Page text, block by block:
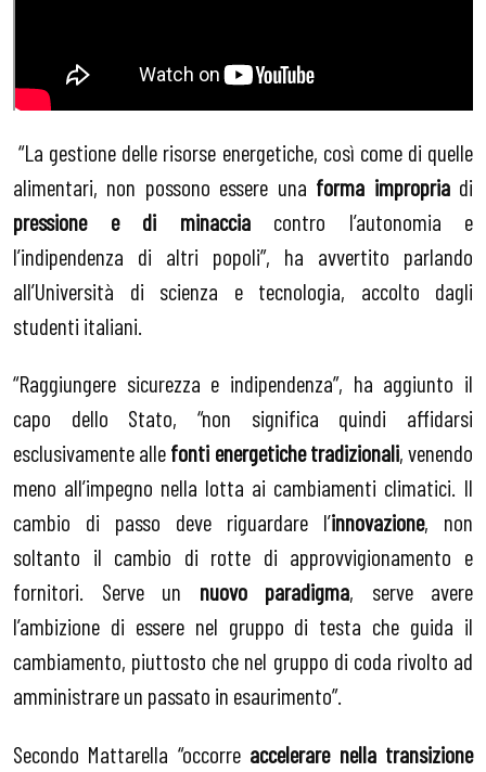
“La gestione delle risorse energetiche, così come di quelle
alimentari, non possono essere una forma impropriadi
pressione e di minacciacontro l’autonomia e
l’indipendenza di altri popoli”, ha avvertito parlando
all’Università di scienza e tecnologia, accolto dagli
studenti italiani.
“Raggiungere sicurezza e indipendenza”, ha aggiunto il
capo dello Stato, “non significa quindi affidarsi
esclusivamente allefonti energetiche tradizionali, venendo
meno all’impegno nella lotta ai cambiamenti climatici. Il
cambio di passo deve riguardare l’innovazione, non
soltanto il cambio di rotte di approvvigionamento e
fornitori. Serve un nuovo paradigma, serve avere
l’ambizione di essere nel gruppo di testa che guida il
cambiamento, piuttosto che nel gruppo di coda rivolto ad
amministrare un passato in esaurimento”.
Secondo Mattarella “occorre accelerare nella transizione